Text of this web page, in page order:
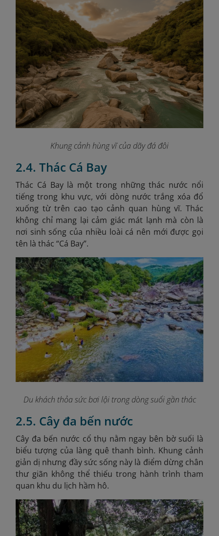
Khung cảnh hùng vĩ của dãy đá đôi
2.4. Thác Cá Bay
Thác Cá Bay là một trong những thác nước nổi
tiếng trong khu vực, với dòng nước trắng xóa đổ
xuống từ trên cao tạo cảnh quan hùng vĩ. Thác
không chỉ mang lại cảm giác mát lạnh mà còn là
nơi sinh sống của nhiều loài cá nên mới được gọi
tên là thác “Cá Bay”.
Du khách thỏa sức bơi lội trong dòng suối gần thác
2.5. Cây đa bến nước
Cây đa bến nước cổ thụ nằm ngay bên bờ suối là
biểu tượng của làng quê thanh bình. Khung cảnh
giản dị nhưng đầy sức sống này là điểm dừng chân
thư giãn không thể thiếu trong hành trình tham
quan khu du lịch hầm hô.